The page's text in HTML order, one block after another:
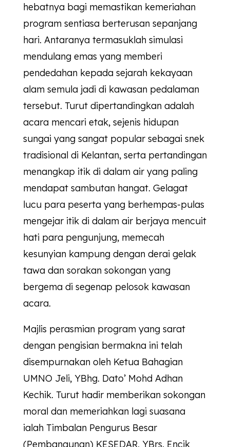
hebatnya bagi memastikan kemeriahan
program sentiasa berterusan sepanjang
hari. Antaranya termasuklah simulasi
mendulang emas yang memberi
pendedahan kepada sejarah kekayaan
alam semula jadi di kawasan pedalaman
tersebut. Turut dipertandingkan adalah
acara mencari etak, sejenis hidupan
sungai yang sangat popular sebagai snek
tradisional di Kelantan, serta pertandingan
menangkap itik di dalam air yang paling
mendapat sambutan hangat. Gelagat
lucu para peserta yang berhempas-pulas
mengejar itik di dalam air berjaya mencuit
hati para pengunjung, memecah
kesunyian kampung dengan derai gelak
tawa dan sorakan sokongan yang
bergema di segenap pelosok kawasan
acara.
Majlis perasmian program yang sarat
dengan pengisian bermakna ini telah
disempurnakan oleh Ketua Bahagian
UMNO Jeli, YBhg. Dato’ Mohd Adhan
Kechik. Turut hadir memberikan sokongan
moral dan memeriahkan lagi suasana
ialah Timbalan Pengurus Besar
(Pembangunan) KESEDAR, YBrs. Encik